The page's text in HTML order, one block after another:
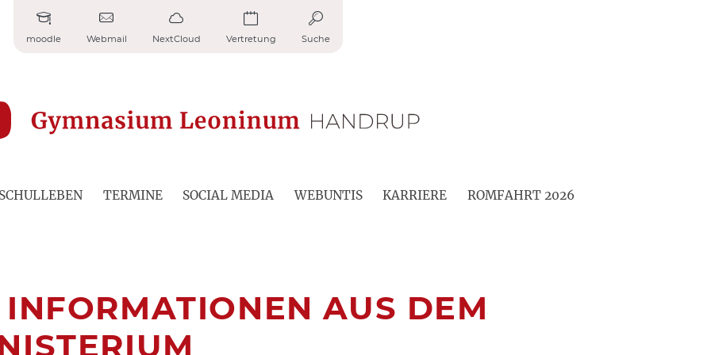
moodle Webmail NextCloud Vertretung Suche
SCHULLEBEN TERMINE SOCIAL MEDIA WEBUNTIS KARRIERE ROMFAHRT 2026
AUS DEM